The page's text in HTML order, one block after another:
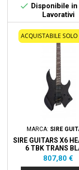
 Disponibile
Lavorativi
ACQUISTABILE
MARCA: SIRE
SIRE GUITARS X6
6 TBK TRANS
Prezzo
807,80 €